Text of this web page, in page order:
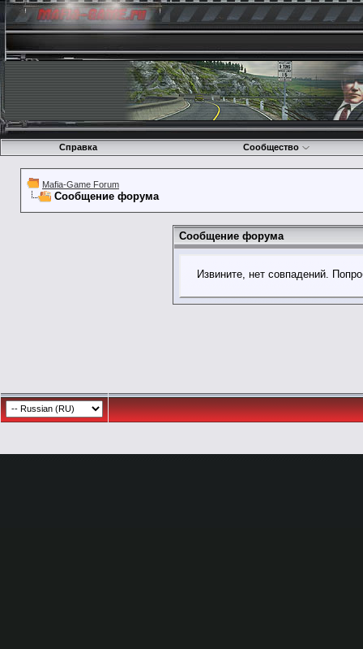
Справка Сообщество
Mafia-Game Forum
Сообщение форума
Сообщение форума
Извините, нет совпадений.